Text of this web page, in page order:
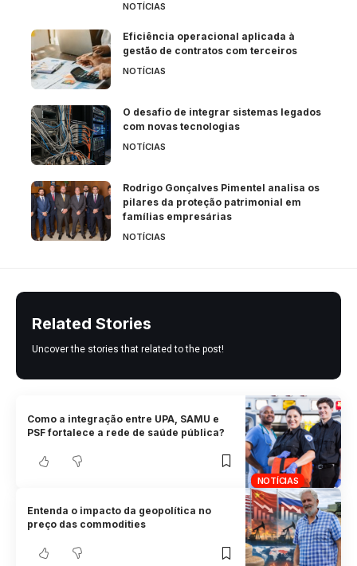
NOTÍCIAS
Eficiência operacional aplicada à
gestão de contratos com terceiros
NOTÍCIAS
O desafio de integrar sistemas legados
com novas tecnologias
NOTÍCIAS
Rodrigo Gonçalves Pimentel analisa os
pilares da proteção patrimonial em
famílias empresárias
NOTÍCIAS
Related Stories
Uncover the stories that related to the post!
NOTÍCIAS
Como a integração entre UPA, SAMU e
PSF fortalece a rede de saúde pública?
Entenda o impacto da geopolítica no
preço das commodities